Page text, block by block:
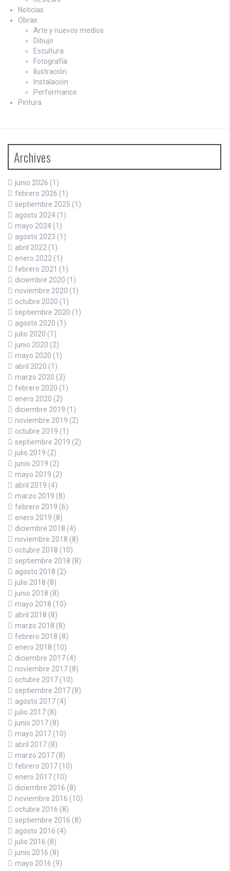
Noticias
Obras
Arte y nuevos medios
Dibujo
Escultura
Fotografía
Ilustración
Instalación
Performance
Pintura
Archives
junio 2026 (1)
febrero 2026 (1)
septiembre 2025 (1)
agosto 2024 (1)
mayo 2024 (1)
agosto 2023 (1)
abril 2022 (1)
enero 2022 (1)
febrero 2021 (1)
diciembre 2020 (1)
noviembre 2020 (1)
octubre 2020 (1)
septiembre 2020 (1)
agosto 2020 (1)
julio 2020 (1)
junio 2020 (2)
mayo 2020 (1)
abril 2020 (1)
marzo 2020 (3)
febrero 2020 (1)
enero 2020 (2)
diciembre 2019 (1)
noviembre 2019 (2)
octubre 2019 (1)
septiembre 2019 (2)
julio 2019 (2)
junio 2019 (2)
mayo 2019 (2)
abril 2019 (4)
marzo 2019 (8)
febrero 2019 (6)
enero 2019 (8)
diciembre 2018 (4)
noviembre 2018 (8)
octubre 2018 (10)
septiembre 2018 (8)
agosto 2018 (2)
julio 2018 (8)
junio 2018 (8)
mayo 2018 (10)
abril 2018 (8)
marzo 2018 (8)
febrero 2018 (8)
enero 2018 (10)
diciembre 2017 (4)
noviembre 2017 (8)
octubre 2017 (10)
septiembre 2017 (8)
agosto 2017 (4)
julio 2017 (8)
junio 2017 (8)
mayo 2017 (10)
abril 2017 (8)
marzo 2017 (8)
febrero 2017 (10)
enero 2017 (10)
diciembre 2016 (8)
noviembre 2016 (10)
octubre 2016 (8)
septiembre 2016 (8)
agosto 2016 (4)
julio 2016 (8)
junio 2016 (8)
mayo 2016 (9)